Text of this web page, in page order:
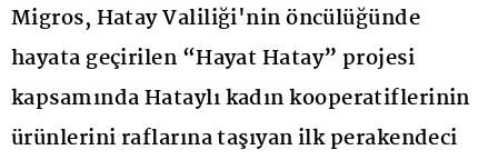
Migros, Hatay Valiliği'nin öncülüğünde
hayata geçirilen “Hayat Hatay” projesi
kapsamında Hataylı kadın kooperatiflerinin
ürünlerini raflarına taşıyan ilk perakendeci